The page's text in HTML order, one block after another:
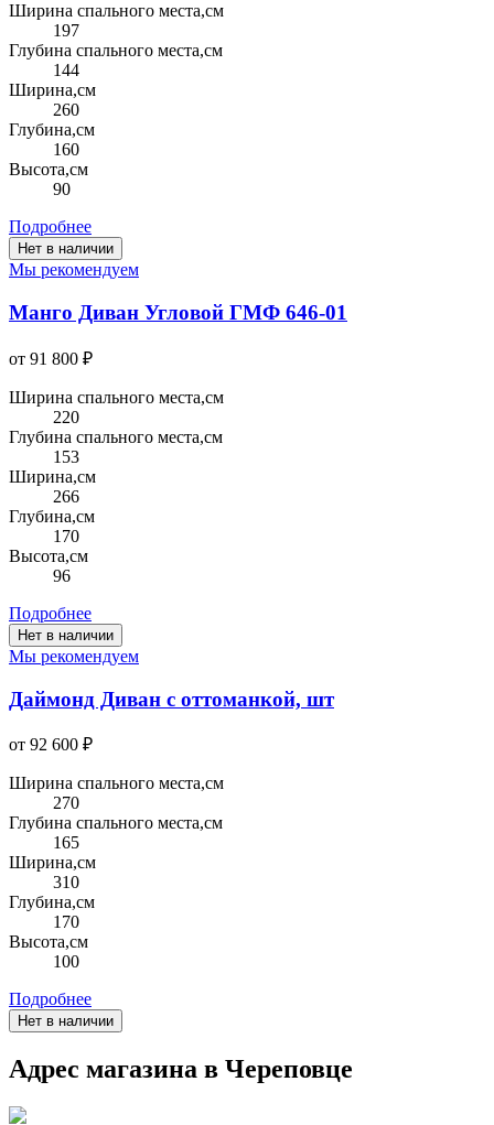
Ширина спального места,см
197
Глубина спального места,см
144
Ширина,см
260
Глубина,см
160
Высота,см
90
Подробнее
Нет в наличии
Мы рекомендуем
Манго Диван Угловой ГМФ 646-01
от 91 800 ₽
Ширина спального места,см
220
Глубина спального места,см
153
Ширина,см
266
Глубина,см
170
Высота,см
96
Подробнее
Нет в наличии
Мы рекомендуем
Даймонд Диван с оттоманкой, шт
от 92 600 ₽
Ширина спального места,см
270
Глубина спального места,см
165
Ширина,см
310
Глубина,см
170
Высота,см
100
Подробнее
Нет в наличии
Адрес магазина в Череповце